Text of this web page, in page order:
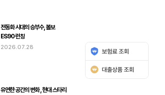
전동화 시대의 승부수, 볼보
ES90 런칭
2026.07.28
유연한 공간의 변화 , 현대 스타리